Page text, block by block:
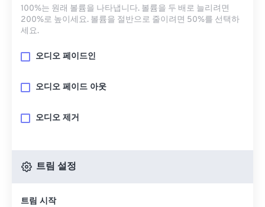
100%는 원래 볼륨을 나타냅니다. 볼륨을 두 배로 늘리려면
200%로 높이세요. 볼륨을 절반으로 줄이려면 50%를 선택하
세요.
오디오 페이드인
오디오 페이드 아웃
오디오 제거
트림 설정
트림 시작